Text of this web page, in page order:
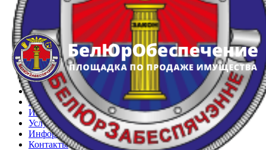
Главная
Арестованное имущество
Реестр несостоявшихся торгов
Реестр переоценок
Частное имущество
Государственное имущество
Интернет-магазин
Интернет-витрина
Услуги
Информация
Контакты